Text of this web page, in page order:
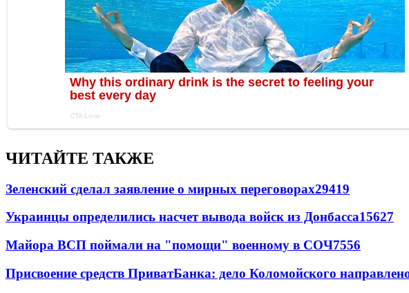
ЧИТАЙТЕ ТАКЖЕ
Зеленский сделал заявление о мирных переговорах29419
Украинцы определились насчет вывода войск из Донбасса15627
Майора ВСП поймали на "помощи" военному в СОЧ7556
Присвоение средств ПриватБанка: дело Коломойского